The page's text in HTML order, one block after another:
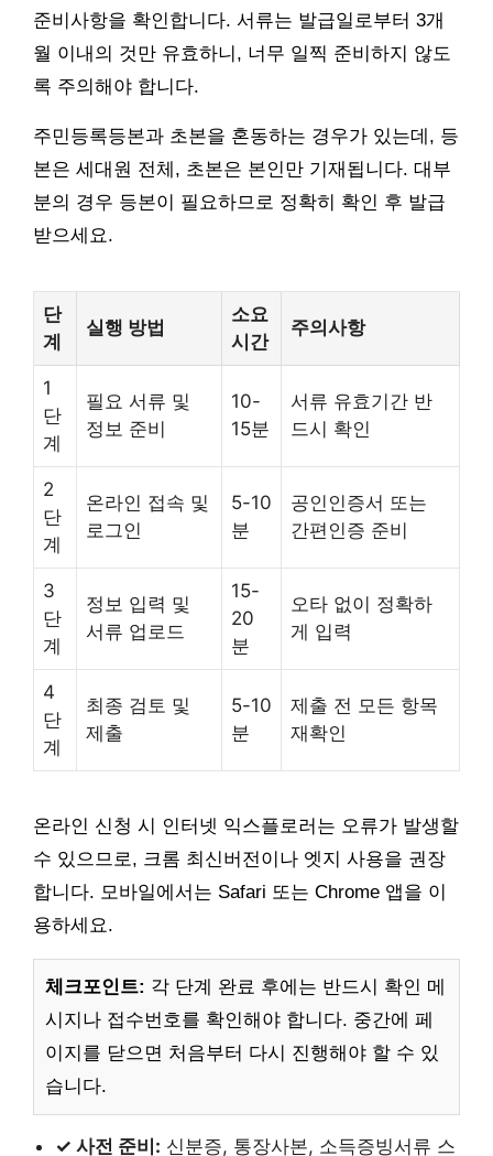
준비사항을 확인합니다. 서류는 발급일로부터 3개
월 이내의 것만 유효하니, 너무 일찍 준비하지 않도
록 주의해야 합니다.
주민등록등본과 초본을 혼동하는 경우가 있는데, 등
본은 세대원 전체, 초본은 본인만 기재됩니다. 대부
분의 경우 등본이 필요하므로 정확히 확인 후 발급
받으세요.
단
계
실행 방법
소요
시간
주의사항
1
단
계
필요 서류 및
정보 준비
10-
15분
서류 유효기간 반
드시 확인
2
단
계
온라인 접속 및
로그인
5-10
분
공인인증서 또는
간편인증 준비
3
단
계
정보 입력 및
서류 업로드
15-
20
분
오타 없이 정확하
게 입력
4
단
계
최종 검토 및
제출
5-10
분
제출 전 모든 항목
재확인
온라인 신청 시 인터넷 익스플로러는 오류가 발생할
수 있으므로, 크롬 최신버전이나 엣지 사용을 권장
합니다. 모바일에서는 Safari 또는 Chrome 앱을 이
용하세요.
체크포인트: 각 단계 완료 후에는 반드시 확인 메
시지나 접수번호를 확인해야 합니다. 중간에 페
이지를 닫으면 처음부터 다시 진행해야 할 수 있
습니다.
✓ 사전 준비: 신분증, 통장사본, 소득증빙서류 스